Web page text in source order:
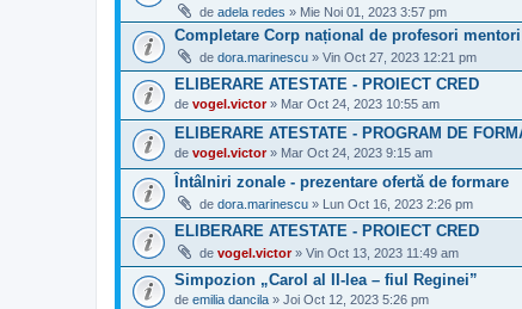
de adela redes » Mie Noi 01, 2023 3:57 pm
Completare Corp național de profesori mentori
de dora.marinescu » Vin Oct 27, 2023 12:21 pm
ELIBERARE ATESTATE - PROIECT CRED
de vogel.victor» Mar Oct 24, 2023 10:55 am
ELIBERARE ATESTATE - PROGRAM DE
de vogel.victor» Mar Oct 24, 2023 9:15 am
Întâlniri zonale - prezentare ofertă de formare
de dora.marinescu » Lun Oct 16, 2023 2:26 pm
ELIBERARE ATESTATE - PROIECT CRED
de vogel.victor» Vin Oct 13, 2023 11:49 am
Simpozion „Carol al II-lea – fiul Reginei”
de emilia dancila » Joi Oct 12, 2023 5:26 pm